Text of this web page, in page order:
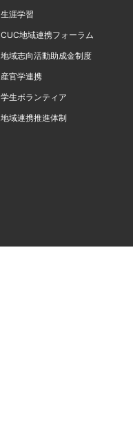
生涯学習
CUC地域連携フォーラム
地域志向活動助成金制度
産官学連携
学生ボランティア
地域連携推進体制